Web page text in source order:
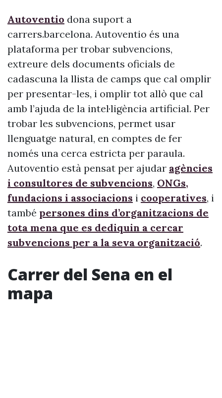
Autoventio dona suport a
carrers.barcelona. Autoventio és una
plataforma per trobar subvencions,
extreure dels documents oficials de
cadascuna la llista de camps que cal omplir
per presentar-les, i omplir tot allò que cal
amb l’ajuda de la intel·ligència artificial. Per
trobar les subvencions, permet usar
llenguatge natural, en comptes de fer
només una cerca estricta per paraula.
Autoventio està pensat per ajudar agències
i consultores de subvencions, ONGs,
fundacions i associacions i cooperatives, i
també persones dins d’organitzacions de
tota mena que es dediquin a cercar
subvencions per a la seva organització.
Carrer del Sena en el
mapa